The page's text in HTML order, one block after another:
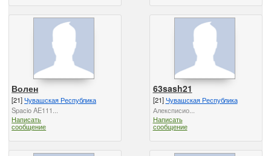
Волен
[21]Чувашская Республика
Spacio AE111...
Написать
сообщение
63sash21
[21]Чувашская Республика
Алексписио...
Написать
сообщение